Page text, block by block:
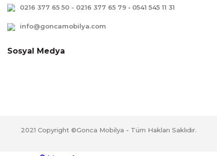
0216 377 65 50 - 0216 377 65 79 - 0541 545 11 31
info@goncamobilya.com
Sosyal Medya
2021 Copyright ©Gonca Mobilya - Tüm Hakları Saklıdır.